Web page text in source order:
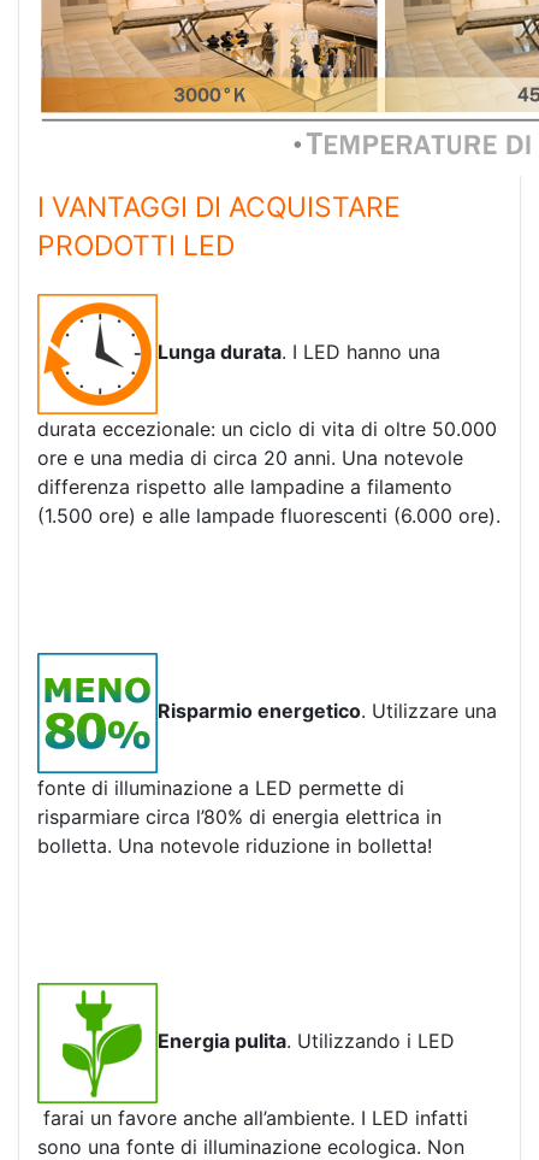
I VANTAGGI DI ACQUISTARE
PRODOTTI LED
Lunga durata. I LED hanno una
durata eccezionale: un ciclo di vita di oltre 50.000
ore e una media di circa 20 anni. Una notevole
differenza rispetto alle lampadine a filamento
(1.500 ore) e alle lampade fluorescenti (6.000 ore).
Risparmio energetico. Utilizzare una
fonte di illuminazione a LED permette di
risparmiare circa l’80% di energia elettrica in
bolletta. Una notevole riduzione in bolletta!
Energia pulita. Utilizzando i LED
farai un favore anche all’ambiente. I LED infatti
sono una fonte di illuminazione ecologica. Non